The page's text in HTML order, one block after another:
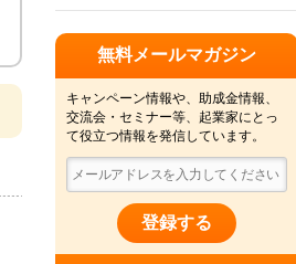
無料メールマガジン
キャンペーン情報や、助成金情報、
交流会・セミナー等、起業家にとっ
て役立つ情報を発信しています。
登録する